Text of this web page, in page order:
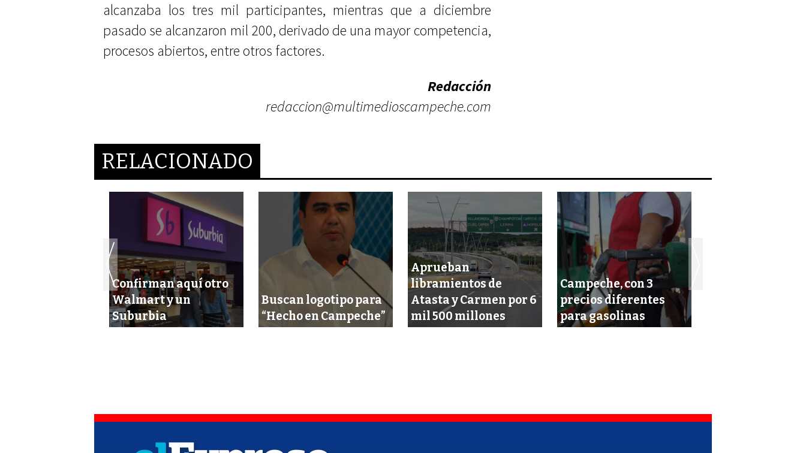
alcanzaba los tres mil participantes, mientras que a diciembre
pasado se alcanzaron mil 200, derivado de una mayor competencia,
procesos abiertos, entre otros factores.
Redacción
redaccion@multimedioscampeche.com
RELACIONADO
Confirman aquí otro
Walmart y un
Suburbia
Buscan logotipo para
“Hecho en Campeche”
Aprueban
libramientos de
Atasta y Carmen por 6
mil 500 millones
Campeche, con 3
precios diferentes
para gasolinas